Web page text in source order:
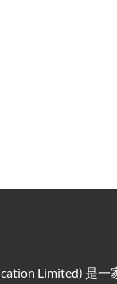
Limited) 是